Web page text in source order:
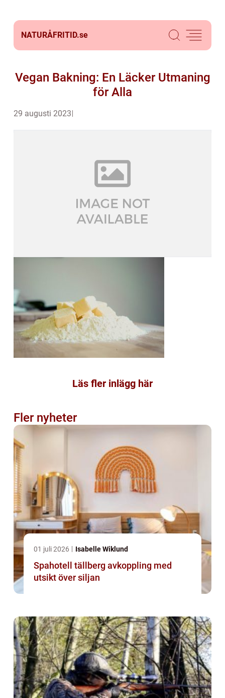
NATURÅFRITID.se
Vegan Bakning: En Läcker Utmaning
för Alla
29 augusti 2023
Läs fler inlägg här
Fler nyheter
01 juli 2026 Isabelle Wiklund
Spahotell tällberg avkoppling med
utsikt över siljan